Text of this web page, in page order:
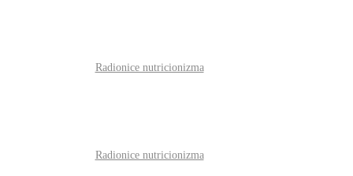
Radionice nutricionizma
Radionice nutricionizma